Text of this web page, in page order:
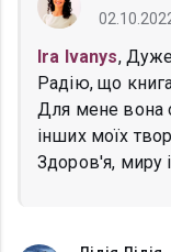
Ira Ivanys,
Радію, що
Для мене вона
інших моїх
Здоров'я, миру